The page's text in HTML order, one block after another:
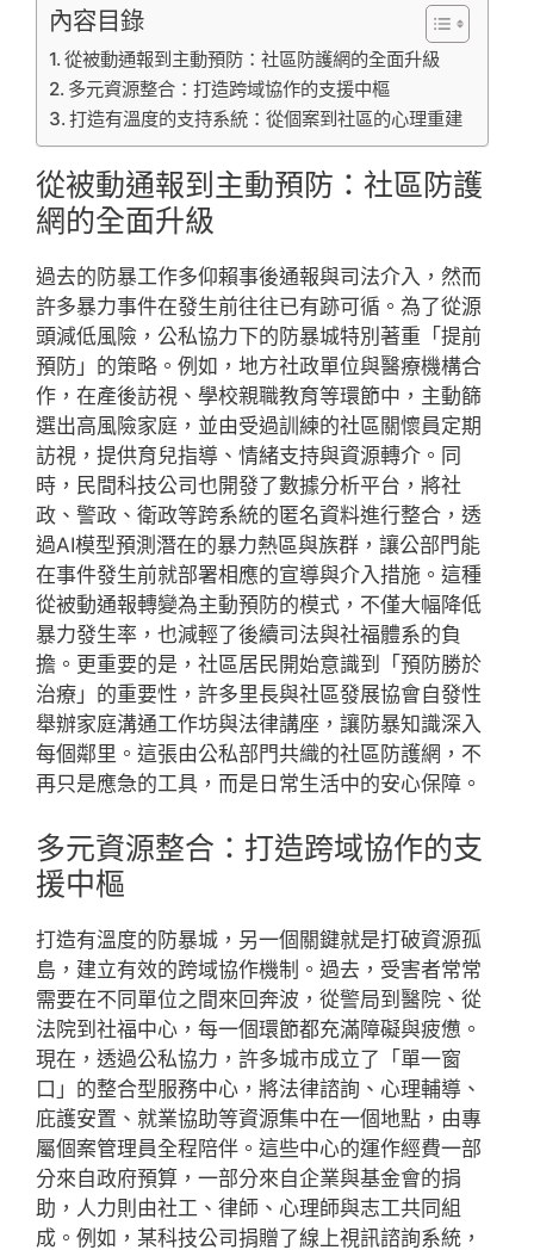
內容目錄
從被動通報到主動預防：社區防護網的全面升級
多元資源整合：打造跨域協作的支援中樞
打造有溫度的支持系統：從個案到社區的心理重建
從被動通報到主動預防：社區防護
網的全面升級
過去的防暴工作多仰賴事後通報與司法介入，然而
許多暴力事件在發生前往往已有跡可循。為了從源
頭減低風險，公私協力下的防暴城特別著重「提前
預防」的策略。例如，地方社政單位與醫療機構合
作，在產後訪視、學校親職教育等環節中，主動篩
選出高風險家庭，並由受過訓練的社區關懷員定期
訪視，提供育兒指導、情緒支持與資源轉介。同
時，民間科技公司也開發了數據分析平台，將社
政、警政、衛政等跨系統的匿名資料進行整合，透
過AI模型預測潛在的暴力熱區與族群，讓公部門能
在事件發生前就部署相應的宣導與介入措施。這種
從被動通報轉變為主動預防的模式，不僅大幅降低
暴力發生率，也減輕了後續司法與社福體系的負
擔。更重要的是，社區居民開始意識到「預防勝於
治療」的重要性，許多里長與社區發展協會自發性
舉辦家庭溝通工作坊與法律講座，讓防暴知識深入
每個鄰里。這張由公私部門共織的社區防護網，不
再只是應急的工具，而是日常生活中的安心保障。
多元資源整合：打造跨域協作的支
援中樞
打造有溫度的防暴城，另一個關鍵就是打破資源孤
島，建立有效的跨域協作機制。過去，受害者常常
需要在不同單位之間來回奔波，從警局到醫院、從
法院到社福中心，每一個環節都充滿障礙與疲憊。
現在，透過公私協力，許多城市成立了「單一窗
口」的整合型服務中心，將法律諮詢、心理輔導、
庇護安置、就業協助等資源集中在一個地點，由專
屬個案管理員全程陪伴。這些中心的運作經費一部
分來自政府預算，一部分來自企業與基金會的捐
助，人力則由社工、律師、心理師與志工共同組
成。例如，某科技公司捐贈了線上視訊諮詢系統，